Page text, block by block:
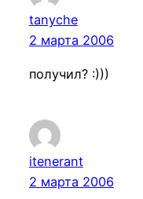
tanyche
2 марта 2006
получил? :)))
itenerant
2 марта 2006